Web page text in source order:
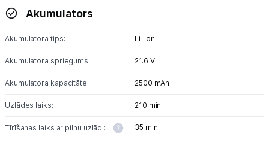
Akumulators
Akumulatora tips: Li-lon
Akumulatora spriegums: 21.6 V
Akumulatora kapacitāte: 2500 mAh
Uzlādes laiks: 210 min
Tīrīšanas laiks ar pilnu uzlādi: 35 min